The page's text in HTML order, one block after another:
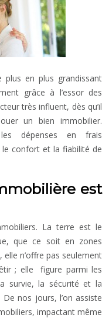
plus en plus grandissant
grâce à l’essor des
très influent, dès qu’il
un bien immobilier.
les dépenses en frais
le confort et la fiabilité de
est
La terre est le
que ce soit en zones
n’offre pas seulement
; elle figure parmi les
survie, la sécurité et la
nos jours, l’on assiste
impactant même